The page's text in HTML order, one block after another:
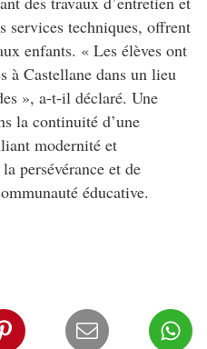
services techniques, offrent
enfants. « Les élèves ont
à Castellane dans un lieu
», a-t-il déclaré. Une
la continuité d’une
modernité et
persévérance et de
éducative.